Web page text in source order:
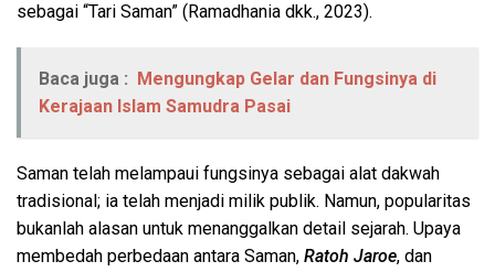
sebagai “Tari Saman” (Ramadhania dkk., 2023).
Baca juga : Mengungkap Gelar dan Fungsinya di
Kerajaan Islam Samudra Pasai
Saman telah melampaui fungsinya sebagai alat dakwah
tradisional; ia telah menjadi milik publik. Namun, popularitas
bukanlah alasan untuk menanggalkan detail sejarah. Upaya
membedah perbedaan antara Saman, Ratoh Jaroe, dan